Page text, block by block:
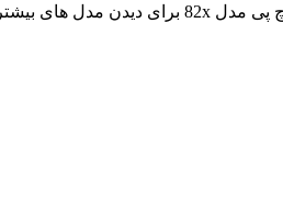
برای دیدن مدل های